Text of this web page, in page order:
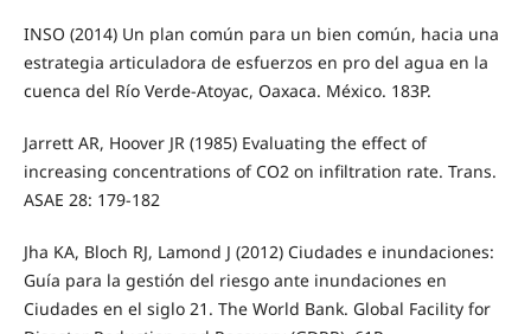
INSO (2014) Un plan común para un bien común, hacia una
estrategia articuladora de esfuerzos en pro del agua en la
cuenca del Río Verde-Atoyac, Oaxaca. México. 183P.
Jarrett AR, Hoover JR (1985) Evaluating the effect of
increasing concentrations of CO2 on infiltration rate. Trans.
ASAE 28: 179-182
Jha KA, Bloch RJ, Lamond J (2012) Ciudades e inundaciones:
Guía para la gestión del riesgo ante inundaciones en
Ciudades en el siglo 21. The World Bank. Global Facility for